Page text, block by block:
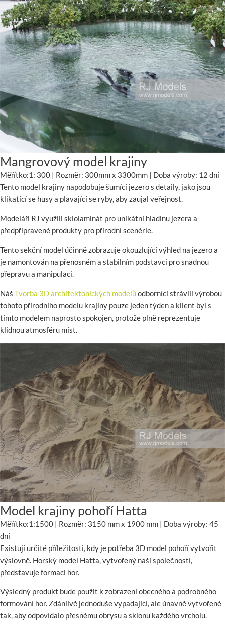
Mangrovový model krajiny
Měřítko:1: 300 | Rozměr: 300mm x 3300mm | Doba výroby: 12 dní
Tento model krajiny napodobuje šumící jezero s detaily, jako jsou
klikatící se husy a plavající se ryby, aby zaujal veřejnost.
Modeláři RJ využili sklolaminát pro unikátní hladinu jezera a
předpřipravené produkty pro přírodní scenérie.
Tento sekční model účinně zobrazuje okouzlující výhled na jezero a
je namontován na přenosném a stabilním podstavci pro snadnou
přepravu a manipulaci.
Náš Tvorba 3D architektonických modelůodborníci strávili výrobou
tohoto přírodního modelu krajiny pouze jeden týden a klient byl s
tímto modelem naprosto spokojen, protože plně reprezentuje
klidnou atmosféru míst.
Model krajiny pohoří Hatta
Měřítko:1:1500 | Rozměr: 3150 mm x 1900 mm | Doba výroby: 45
dní
Existují určité příležitosti, kdy je potřeba 3D model pohoří vytvořit
výslovně. Horský model Hatta, vytvořený naší společností,
představuje formaci hor.
Výsledný produkt bude použit k zobrazení obecného a podrobného
formování hor. Zdánlivě jednoduše vypadající, ale únavně vytvořené
tak, aby odpovídalo přesnému obrysu a sklonu každého vrcholu.